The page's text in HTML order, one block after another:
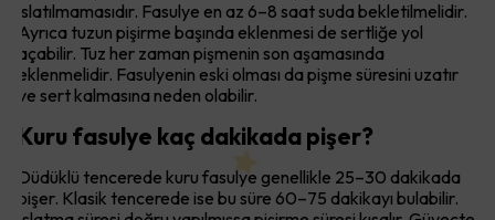
ıslatılmamasıdır. Fasulye en az 6–8 saat suda bekletilmelidir.
Ayrıca tuzun pişirme başında eklenmesi de sertliğe yol
açabilir. Tuz her zaman pişmenin son aşamasında
eklenmelidir. Fasulyenin eski olması da pişme süresini uzatır
ve sert kalmasına neden olabilir.
Kuru fasulye kaç dakikada pişer?
Düdüklü tencerede kuru fasulye genellikle 25–30 dakikada
pişer. Klasik tencerede ise bu süre 60–75 dakikayı bulabilir.